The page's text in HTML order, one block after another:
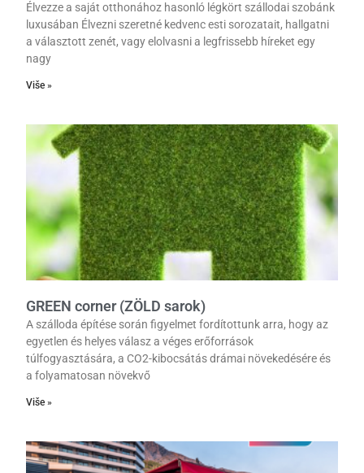
Élvezze a saját otthonához hasonló légkört szállodai szobánk
luxusában Élvezni szeretné kedvenc esti sorozatait, hallgatni
a választott zenét, vagy elolvasni a legfrissebb híreket egy
nagy
Više »
GREEN corner (ZÖLD sarok)
A szálloda építése során figyelmet fordítottunk arra, hogy az
egyetlen és helyes válasz a véges erőforrások
túlfogyasztására, a CO2-kibocsátás drámai növekedésére és
a folyamatosan növekvő
Više »